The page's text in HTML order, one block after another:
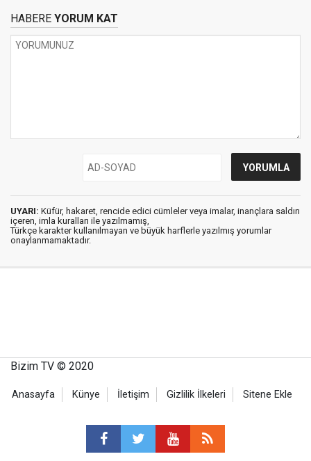
HABERE YORUM KAT
UYARI: Küfür, hakaret, rencide edici cümleler veya imalar, inançlara saldırı
içeren, imla kuralları ile yazılmamış,
Türkçe karakter kullanılmayan ve büyük harflerle yazılmış yorumlar
onaylanmamaktadır.
Bizim TV © 2020
Anasayfa Künye İletişim Gizlilik İlkeleri Sitene Ekle